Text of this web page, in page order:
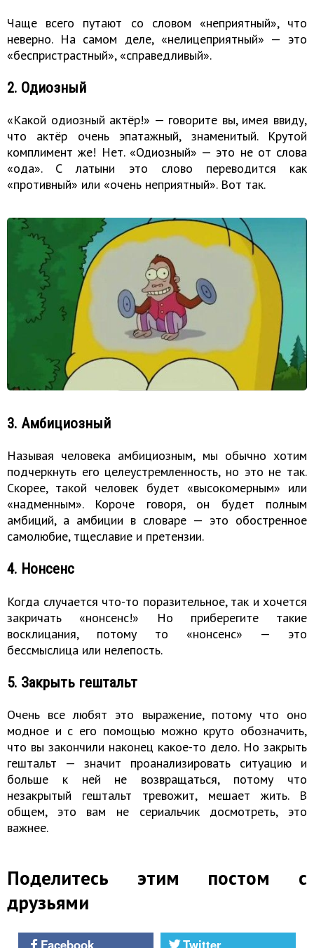
Чаще всего путают со словом «неприятный», что
неверно. На самом деле, «нелицеприятный» — это
«беспристрастный», «справедливый».
2. Одиозный
«Какой одиозный актёр!» — говорите вы, имея ввиду,
что актёр очень эпатажный, знаменитый. Крутой
комплимент же! Нет. «Одиозный» — это не от слова
«ода». С латыни это слово переводится как
«противный» или «очень неприятный». Вот так.
3. Амбициозный
Называя человека амбициозным, мы обычно хотим
подчеркнуть его целеустремленность, но это не так.
Скорее, такой человек будет «высокомерным» или
«надменным». Короче говоря, он будет полным
амбиций, а амбиции в словаре — это обостренное
самолюбие, тщеславие и претензии.
4. Нонсенс
Когда случается что-то поразительное, так и хочется
закричать «нонсенс!» Но приберегите такие
восклицания, потому то «нонсенс» — это
бессмыслица или нелепость.
5. Закрыть гештальт
Очень все любят это выражение, потому что оно
модное и с его помощью можно круто обозначить,
что вы закончили наконец какое-то дело. Но закрыть
гештальт — значит проанализировать ситуацию и
больше к ней не возвращаться, потому что
незакрытый гештальт тревожит, мешает жить. В
общем, это вам не сериальчик досмотреть, это
важнее.
Поделитесь этим постом с
друзьями
Facebook Twitter